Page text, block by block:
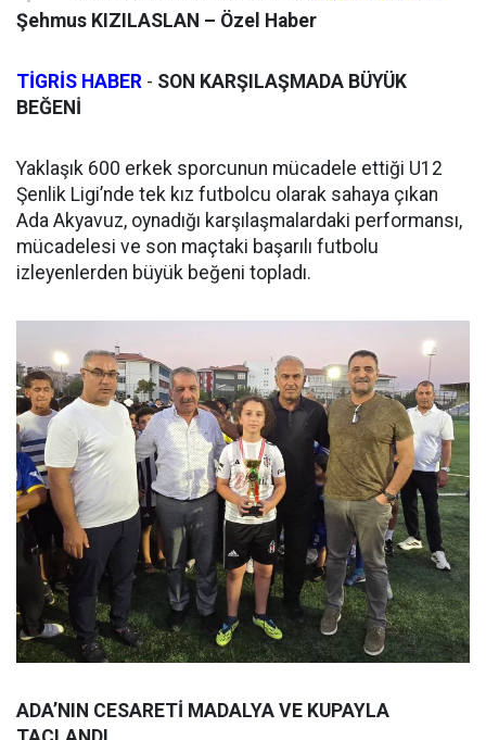
Şehmus KIZILASLAN – Özel Haber
TİGRİS HABER - SON KARŞILAŞMADA BÜYÜK
BEĞENİ
Yaklaşık 600 erkek sporcunun mücadele ettiği U12
Şenlik Ligi’nde tek kız futbolcu olarak sahaya çıkan
Ada Akyavuz, oynadığı karşılaşmalardaki performansı,
mücadelesi ve son maçtaki başarılı futbolu
izleyenlerden büyük beğeni topladı.
ADA’NIN CESARETİ MADALYA VE KUPAYLA